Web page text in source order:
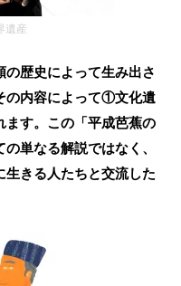
遺産
歴史によって生み出さ
の内容によって①文化遺
す。この「平成芭蕉の
単なる解説ではなく、
きる人たちと交流した